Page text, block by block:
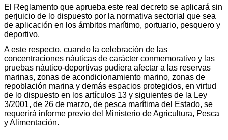
El Reglamento que aprueba este real decreto se aplicará sin
perjuicio de lo dispuesto por la normativa sectorial que sea
de aplicación en los ámbitos marítimo, portuario, pesquero y
deportivo.
A este respecto, cuando la celebración de las
concentraciones náuticas de carácter conmemorativo y las
pruebas náutico-deportivas pudiera afectar a las reservas
marinas, zonas de acondicionamiento marino, zonas de
repoblación marina y demás espacios protegidos, en virtud
de lo dispuesto en los artículos 13 y siguientes de la Ley
3/2001, de 26 de marzo, de pesca marítima del Estado, se
requerirá informe previo del Ministerio de Agricultura, Pesca
y Alimentación.